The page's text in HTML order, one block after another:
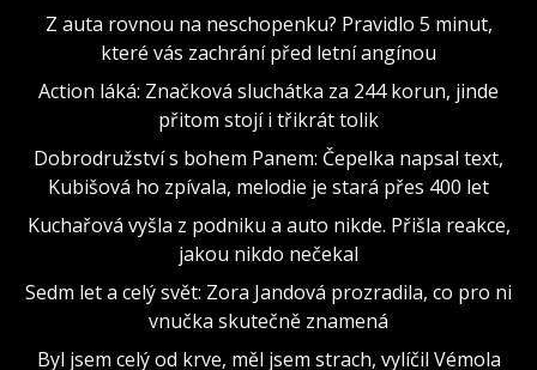
Z auta rovnou na neschopenku? Pravidlo 5 minut,
které vás zachrání před letní angínou
Action láká: Značková sluchátka za 244 korun, jinde
přitom stojí i třikrát tolik
Dobrodružství s bohem Panem: Čepelka napsal text,
Kubišová ho zpívala, melodie je stará přes 400 let
Kuchařová vyšla z podniku a auto nikde. Přišla reakce,
jakou nikdo nečekal
Sedm let a celý svět: Zora Jandová prozradila, co pro ni
vnučka skutečně znamená
Byl jsem celý od krve, měl jsem strach, vylíčil Vémola